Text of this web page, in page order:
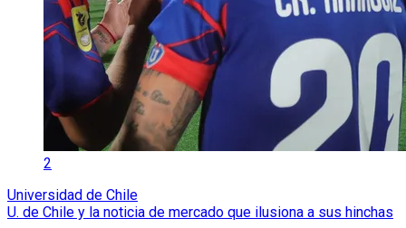
2
Universidad de Chile
U. de Chile y la noticia de mercado que ilusiona a sus hinchas